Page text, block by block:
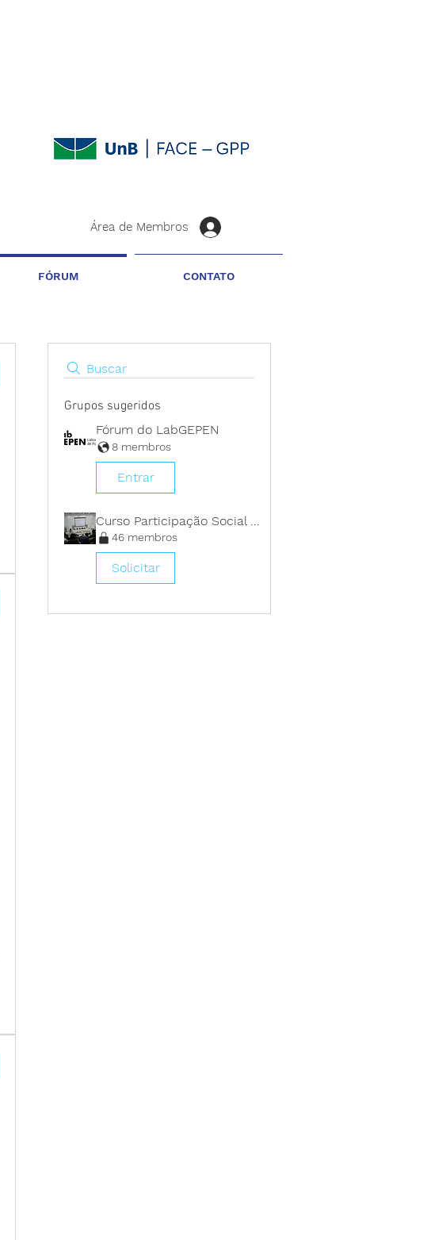
Área de Membros
FÓRUM CONTATO
Buscar
Grupos sugeridos
Fórum do LabGEPEN
8 membros
Entrar
46 membros
Solicitar